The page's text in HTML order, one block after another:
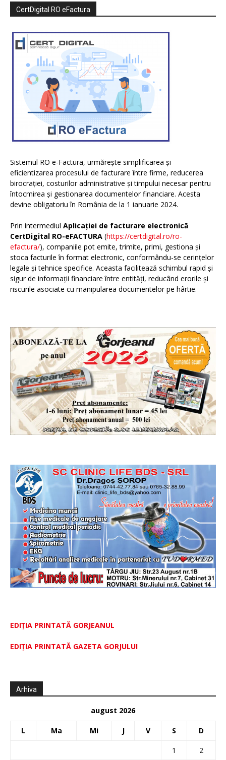
CertDigital RO eFactura
Sistemul RO e-Factura, urmărește simplificarea și
eficientizarea procesului de facturare între firme, reducerea
birocrației, costurilor administrative și timpului necesar pentru
întocmirea și gestionarea documentelor financiare. Acesta
devine obligatoriu în România de la 1 ianuarie 2024.
Prin intermediul Aplicației de facturare electronică
CertDigital RO-eFACTURA (https://certdigital.ro/ro-
efactura/), companiile pot emite, trimite, primi, gestiona și
stoca facturile în format electronic, conformându-se cerințelor
legale și tehnice specifice. Aceasta facilitează schimbul rapid și
sigur de informații financiare între entități, reducând erorile și
riscurile asociate cu manipularea documentelor pe hârtie.
EDIȚIA PRINTATĂ GORJEANUL
EDIŢIA PRINTATĂ GAZETA GORJULUI
Arhiva
august 2026
L Ma Mi J V S D
1 2